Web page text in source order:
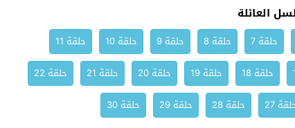
العائلة
حلقة 7 حلقة 8 حلقة 9 حلقة 10
حلقة 11
حلقة 18 حلقة 19 حلقة 20 حلقة 21
حلقة 22
27 حلقة 28 حلقة 29 حلقة 30